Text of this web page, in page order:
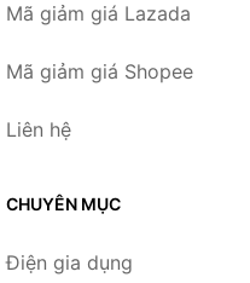
Mã giảm giá Lazada
Mã giảm giá Shopee
Liên hệ
CHUYÊN MỤC
Điện gia dụng